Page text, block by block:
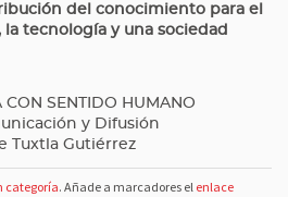
del conocimiento para el
tecnología y una sociedad
CON SENTIDO HUMANO
y Difusión
Tuxtla Gutiérrez
categoría. Añade a marcadores el enlace